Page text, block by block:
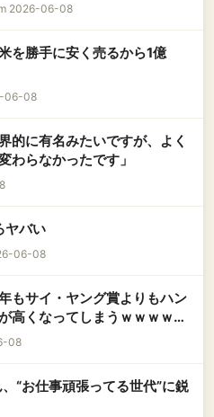
2026-06-08
を勝手に安く売るから1億
06-08
的に有名みたいですが、よく
わらなかったです」
ヤバい
06-08
もサイ・ヤング賞よりもハン
高くなってしまうｗｗｗｗｗ
08
“お仕事頑張ってる世代”に鋭